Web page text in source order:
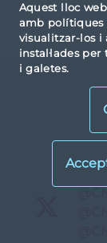
Aquest lloc
amb polítiques
visualitzar-los i
instal·lades
i galetes.
X